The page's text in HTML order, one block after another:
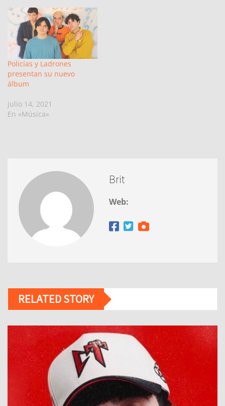
Policías y Ladrones
presentan su nuevo
álbum
julio 14, 2021
En «Música»
Brit
Web:
RELATED STORY